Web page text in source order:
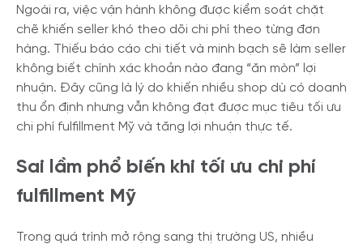
Ngoài ra, việc vận hành không được kiểm soát chặt
chẽ khiến seller khó theo dõi chi phí theo từng đơn
hàng. Thiếu báo cáo chi tiết và minh bạch sẽ làm seller
không biết chính xác khoản nào đang “ăn mòn” lợi
nhuận. Đây cũng là lý do khiến nhiều shop dù có doanh
thu ổn định nhưng vẫn không đạt được mục tiêu tối ưu
chi phí fulfillment Mỹ và tăng lợi nhuận thực tế.
Sai lầm phổ biến khi tối ưu chi phí
fulfillment Mỹ
Trong quá trình mở rộng sang thị trường US, nhiều